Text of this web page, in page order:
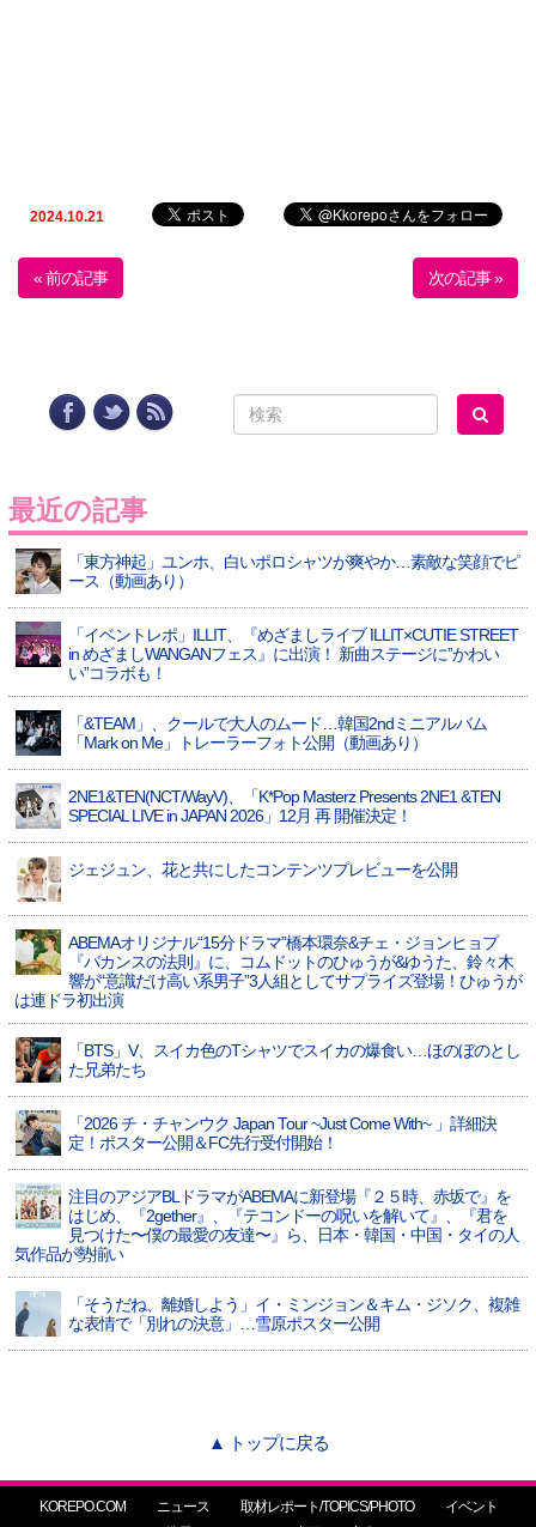
2024.10.21
« 前の記事 次の記事 »
最近の記事
「東方神起」ユンホ、白いポロシャツが爽やか…素敵な笑顔でピ
ース（動画あり）
「イベントレポ」ILLIT、『めざましライブ ILLIT×CUTIE STREET
in めざましWANGANフェス』に出演！ 新曲ステージに”かわい
い”コラボも！
「&TEAM」、クールで大人のムード…韓国2ndミニアルバム
「Mark on Me」トレーラーフォト公開（動画あり）
2NE1&TEN(NCT/WayV)、「K*Pop Masterz Presents 2NE1 &TEN
SPECIAL LIVE in JAPAN 2026」12月 再 開催決定！
ジェジュン、花と共にしたコンテンツプレビューを公開
ABEMAオリジナル“15分ドラマ”橋本環奈&チェ・ジョンヒョプ
『バカンスの法則』に、コムドットのひゅうが&ゆうた、鈴々木
響が“意識だけ高い系男子”3人組としてサプライズ登場！ひゅうが
は連ドラ初出演
「BTS」V、スイカ色のTシャツでスイカの爆食い…ほのぼのとし
た兄弟たち
「2026 チ・チャンウク Japan Tour ~Just Come With~ 」詳細決
定！ポスター公開＆FC先行受付開始！
注目のアジアBLドラマがABEMAに新登場『２５時、赤坂で』を
はじめ、『2gether』、『テコンドーの呪いを解いて』、『君を
見つけた〜僕の最愛の友達〜』ら、日本・韓国・中国・タイの人
気作品が勢揃い
「そうだね、離婚しよう」イ・ミンジョン＆キム・ジソク、複雑
な表情で「別れの決意」…雪原ポスター公開
▲ トップに戻る
KOREPO.COM ニュース 取材レポート/TOPICS/PHOTO
イベント